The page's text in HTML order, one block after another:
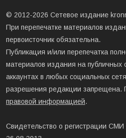
© 2012-2026 Сетевое издание
При перепечатке материалов
первоисточник обязательна.
Публикация и/или перепечатка
материалов издания на публичных
аккаунтах в любых социальных
разрешения редакции запрещена.
правовой информацией.
Свидетельство о регистрации